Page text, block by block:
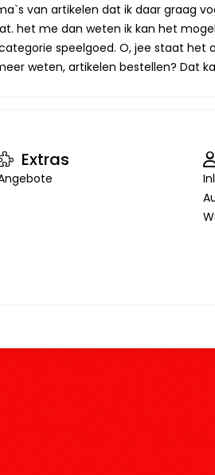
van artikelen dat ik daar graag
het me dan weten ik kan het
speelgoed. O, jee staat
weten, artikelen bestellen? Dat
Extras